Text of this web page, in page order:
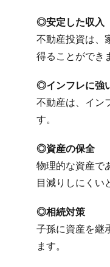
◎安定した収入
不動産投資は、
得ることができ
◎インフレに強
不動産は、イン
す。
◎資産の保全
物理的な資産で
目減りしにくい
◎相続対策
子孫に資産を継
ます。